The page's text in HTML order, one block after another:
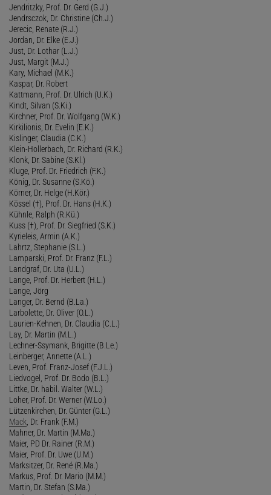
Jendritzky, Prof. Dr. Gerd (G.J.)
Jendrsczok, Dr. Christine (Ch.J.)
Jerecic, Renate (R.J.)
Jordan, Dr. Elke (E.J.)
Just, Dr. Lothar (L.J.)
Just, Margit (M.J.)
Kary, Michael (M.K.)
Kaspar, Dr. Robert
Kattmann, Prof. Dr. Ulrich (U.K.)
Kindt, Silvan (S.Ki.)
Kirchner, Prof. Dr. Wolfgang (W.K.)
Kirkilionis, Dr. Evelin (E.K.)
Kislinger, Claudia (C.K.)
Klein-Hollerbach, Dr. Richard (R.K.)
Klonk, Dr. Sabine (S.Kl.)
Kluge, Prof. Dr. Friedrich (F.K.)
König, Dr. Susanne (S.Kö.)
Körner, Dr. Helge (H.Kör.)
Kössel (†), Prof. Dr. Hans (H.K.)
Kühnle, Ralph (R.Kü.)
Kuss (†), Prof. Dr. Siegfried (S.K.)
Kyrieleis, Armin (A.K.)
Lahrtz, Stephanie (S.L.)
Lamparski, Prof. Dr. Franz (F.L.)
Landgraf, Dr. Uta (U.L.)
Lange, Prof. Dr. Herbert (H.L.)
Lange, Jörg
Langer, Dr. Bernd (B.La.)
Larbolette, Dr. Oliver (O.L.)
Laurien-Kehnen, Dr. Claudia (C.L.)
Lay, Dr. Martin (M.L.)
Lechner-Ssymank, Brigitte (B.Le.)
Leinberger, Annette (A.L.)
Leven, Prof. Franz-Josef (F.J.L.)
Liedvogel, Prof. Dr. Bodo (B.L.)
Littke, Dr. habil. Walter (W.L.)
Loher, Prof. Dr. Werner (W.Lo.)
Lützenkirchen, Dr. Günter (G.L.)
Mack , Dr. Frank (F.M.)
Mahner, Dr. Martin (M.Ma.)
Maier, PD Dr. Rainer (R.M.)
Maier, Prof. Dr. Uwe (U.M.)
Marksitzer, Dr. René (R.Ma.)
Markus, Prof. Dr. Mario (M.M.)
Martin, Dr. Stefan (S.Ma.)